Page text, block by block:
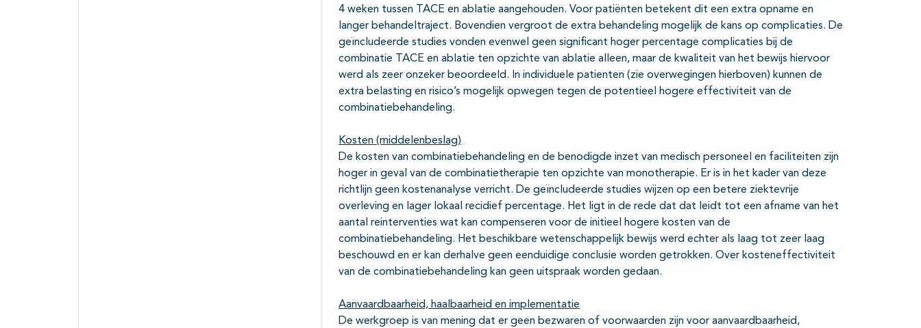
4 weken tussen TACE en ablatie aangehouden. Voor patiënten betekent dit een extra opname en
langer behandeltraject. Bovendien vergroot de extra behandeling mogelijk de kans op complicaties. De
geïncludeerde studies vonden evenwel geen significant hoger percentage complicaties bij de
combinatie TACE en ablatie ten opzichte van ablatie alleen, maar de kwaliteit van het bewijs hiervoor
werd als zeer onzeker beoordeeld. In individuele patienten (zie overwegingen hierboven) kunnen de
extra belasting en risico’s mogelijk opwegen tegen de potentieel hogere effectiviteit van de
combinatiebehandeling.
Kosten (middelenbeslag)
De kosten van combinatiebehandeling en de benodigde inzet van medisch personeel en faciliteiten zijn
hoger in geval van de combinatietherapie ten opzichte van monotherapie. Er is in het kader van deze
richtlijn geen kostenanalyse verricht. De geïncludeerde studies wijzen op een betere ziektevrije
overleving en lager lokaal recidief percentage. Het ligt in de rede dat dat leidt tot een afname van het
aantal reinterventies wat kan compenseren voor de initieel hogere kosten van de
combinatiebehandeling. Het beschikbare wetenschappelijk bewijs werd echter als laag tot zeer laag
beschouwd en er kan derhalve geen eenduidige conclusie worden getrokken. Over kosteneffectiviteit
van de combinatiebehandeling kan geen uitspraak worden gedaan.
Aanvaardbaarheid, haalbaarheid en implementatie
De werkgroep is van mening dat er geen bezwaren of voorwaarden zijn voor aanvaardbaarheid,